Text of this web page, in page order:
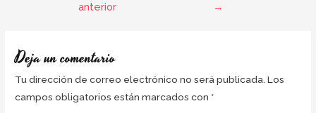
anterior
→
Deja un comentario
Tu dirección de correo electrónico no será publicada. Los
campos obligatorios están marcados con *